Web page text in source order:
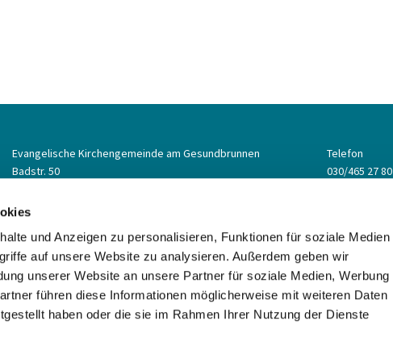
und Anzeigen zu personalisieren, Funktionen für soziale Medien
auf unsere Website zu analysieren. Außerdem geben wir
unserer Website an unsere Partner für soziale Medien, Werbung
führen diese Informationen möglicherweise mit weiteren Daten
haben oder die sie im Rahmen Ihrer Nutzung der Dienste
Evangelische Kirchengemeinde am Gesundbrunnen
Badstr. 50
Telefon
030/465 27 80
Datenschutzerklärung ChurchDesk-Login